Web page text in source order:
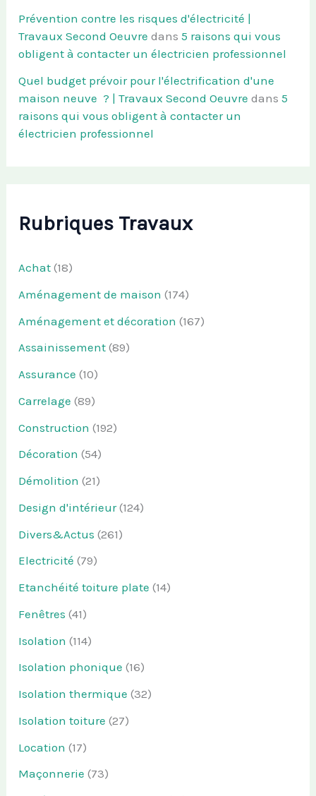
Prévention contre les risques d'électricité |
Travaux Second Oeuvre dans5 raisons qui vous
obligent à contacter un électricien professionnel
Quel budget prévoir pour l'électrification d'une
maison neuve ? | Travaux Second Oeuvre dans5
raisons qui vous obligent à contacter un
électricien professionnel
Rubriques Travaux
Achat (18)
Aménagement de maison (174)
Aménagement et décoration (167)
Assainissement (89)
Assurance (10)
Carrelage (89)
Construction (192)
Décoration (54)
Démolition (21)
Design d'intérieur(124)
Divers&Actus (261)
Electricité (79)
Etanchéité toiture plate (14)
Fenêtres (41)
Isolation (114)
Isolation phonique (16)
Isolation thermique (32)
Isolation toiture (27)
Location (17)
Maçonnerie (73)